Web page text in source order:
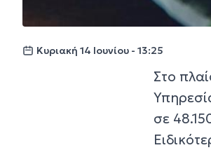
Κυριακή 14 Ιουνίου - 13:25
Στο
σε